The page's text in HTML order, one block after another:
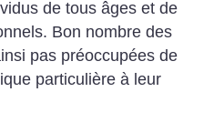
de tous âges et de
Bon nombre des
pas préoccupées de
particulière à leur